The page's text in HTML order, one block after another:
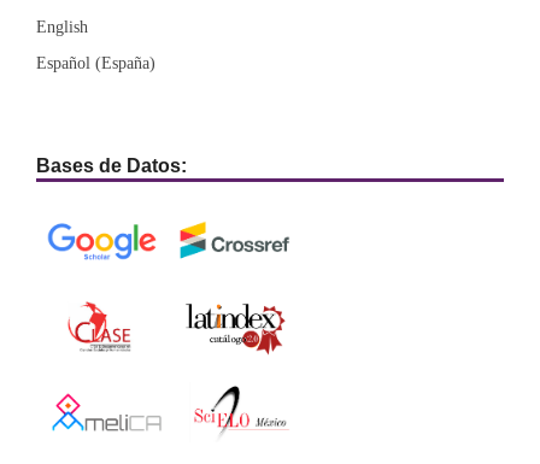
English
Español (España)
Bases de Datos: